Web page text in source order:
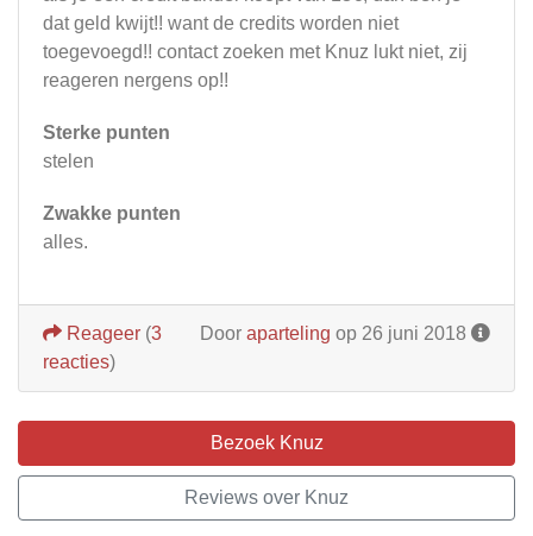
dat geld kwijt!! want de credits worden niet
toegevoegd!! contact zoeken met Knuz lukt niet, zij
reageren nergens op!!
Sterke punten
stelen
Zwakke punten
alles.
Door aparteling op 26 juni 2018
Reageer (3
reacties)
Bezoek Knuz
Reviews over Knuz